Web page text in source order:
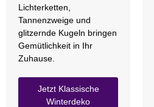
Lichterketten,
Tannenzweige und
glitzernde Kugeln bringen
Gemütlichkeit in Ihr
Zuhause.
Jetzt Klassische
Winterdeko